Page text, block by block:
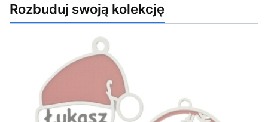
Rozbuduj swoją kolekcję